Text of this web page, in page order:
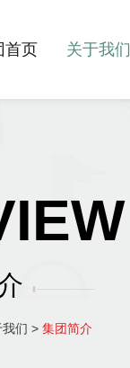
首页 关于我们
我们 > 集团简介